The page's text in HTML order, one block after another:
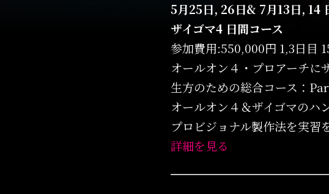
5月25日, 26日& 7月13日, 14
ザイゴマ4 日間コース
参加費用:550,000円 1,3日目
オールオン４・プロアーチに
生方のための総合コース：
オールオン４＆ザイゴマのハ
プロビジョナル製作法を実習
詳細を見る